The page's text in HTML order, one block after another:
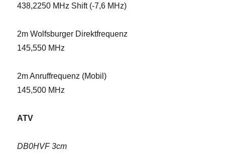
438,2250 MHz Shift (-7,6 MHz)
2m Wolfsburger Direktfrequenz
145,550 MHz
2m Anruffrequenz (Mobil)
145,500 MHz
ATV
DB0HVF 3cm